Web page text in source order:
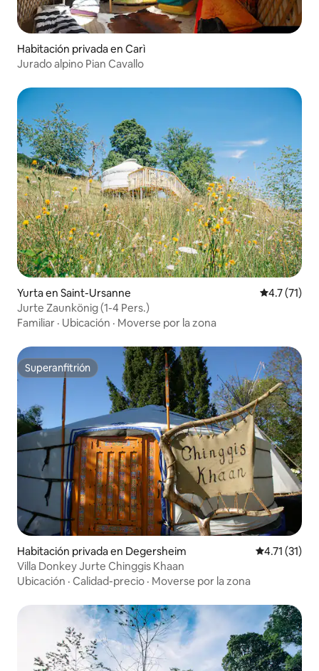
Habitación privada en Carì
Jurado alpino Pian Cavallo
Yurta en Saint-Ursanne Calificación
4.7 (71)
Jurte Zaunkönig (1-4 Pers.)
Familiar · Ubicación · Moverse por la zona
Superanfitrión
Superanfitrión
Habitación privada en Degersheim Calificación
4.71 (31)
Villa Donkey Jurte Chinggis Khaan
Ubicación · Calidad-precio · Moverse por la zona